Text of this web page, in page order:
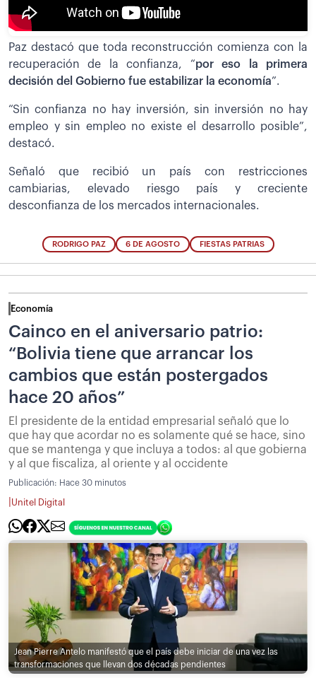
Paz destacó que toda reconstrucción comienza con la
recuperación de la confianza, “por eso la primera
decisión del Gobierno fue estabilizar la economía”.
“Sin confianza no hay inversión, sin inversión no hay
empleo y sin empleo no existe el desarrollo posible”,
destacó.
Señaló que recibió un país con restricciones
cambiarias, elevado riesgo país y creciente
desconfianza de los mercados internacionales.
RODRIGO PAZ 6 DE AGOSTO FIESTAS PATRIAS
Economía
Cainco en el aniversario patrio:
“Bolivia tiene que arrancar los
cambios que están postergados
hace 20 años”
El presidente de la entidad empresarial señaló que lo
que hay que acordar no es solamente qué se hace, sino
que se mantenga y que incluya a todos: al que gobierna
y al que fiscaliza, al oriente y al occidente
Publicación: Hace 30 minutos
Unitel Digital
Jean Pierre Antelo manifestó que el país debe iniciar de una vez las
transformaciones que llevan dos décadas pendientes